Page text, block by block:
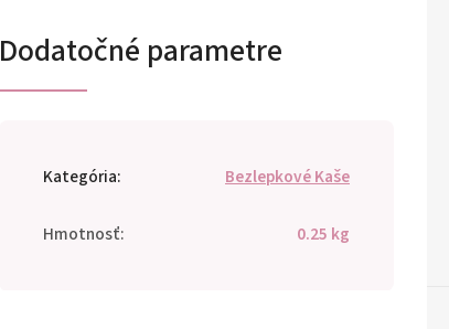
Dodatočné parametre
Kategória: Bezlepkové Kaše
Hmotnosť: 0.25 kg